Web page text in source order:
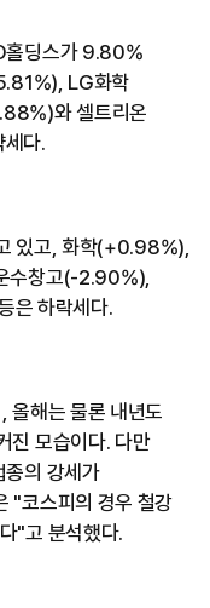
홀딩스가 9.80%
LG화학
와 셀트리온
다.
있고, 화학(+0.98%),
수창고(-2.90%),
은 하락세다.
올해는 물론 내년도
진 모습이다. 다만
종의 강세가
"코스피의 경우 철강
"고 분석했다.